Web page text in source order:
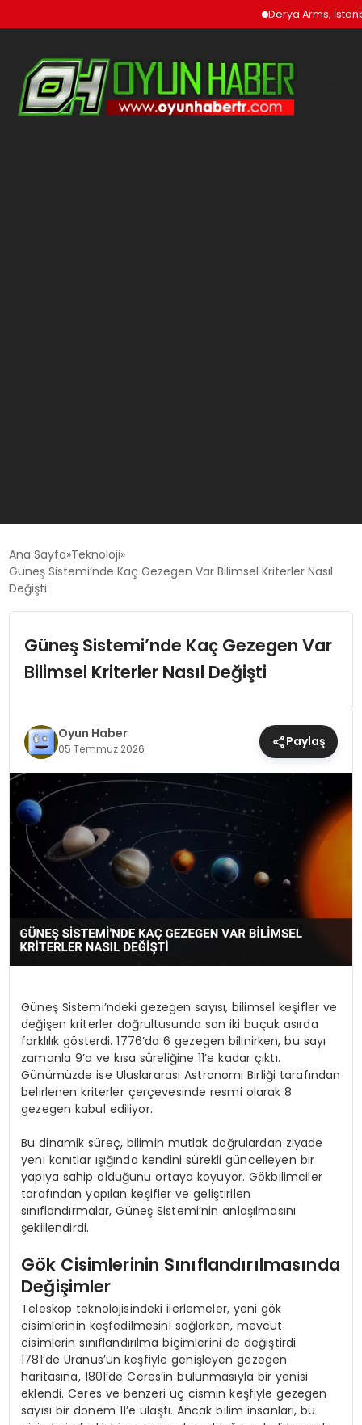
Derya Arms, İstanbul
GÜNCEL
OYUN HABERLERI
EKONOMI
MAGAZIN
SAĞLIK
TEKNOLOJI
YAŞAM
Ana Sayfa Teknoloji
Güneş Sistemi’nde Kaç Gezegen Var Bilimsel Kriterler Nasıl
Değişti
Güneş Sistemi’nde Kaç Gezegen Var
Bilimsel Kriterler Nasıl Değişti
Oyun Haber
05 Temmuz 2026 Paylaş
Güneş Sistemi’ndeki gezegen sayısı, bilimsel keşifler ve
değişen kriterler doğrultusunda son iki buçuk asırda
farklılık gösterdi. 1776’da 6 gezegen bilinirken, bu sayı
zamanla 9’a ve kısa süreliğine 11’e kadar çıktı.
Günümüzde ise Uluslararası Astronomi Birliği tarafından
belirlenen kriterler çerçevesinde resmi olarak 8
gezegen kabul ediliyor.
Bu dinamik süreç, bilimin mutlak doğrulardan ziyade
yeni kanıtlar ışığında kendini sürekli güncelleyen bir
yapıya sahip olduğunu ortaya koyuyor. Gökbilimciler
tarafından yapılan keşifler ve geliştirilen
sınıflandırmalar, Güneş Sistemi’nin anlaşılmasını
şekillendirdi.
Gök Cisimlerinin Sınıflandırılmasında
Değişimler
Teleskop teknolojisindeki ilerlemeler, yeni gök
cisimlerinin keşfedilmesini sağlarken, mevcut
cisimlerin sınıflandırılma biçimlerini de değiştirdi.
1781’de Uranüs’ün keşfiyle genişleyen gezegen
haritasına, 1801’de Ceres’in bulunmasıyla bir yenisi
eklendi. Ceres ve benzeri üç cismin keşfiyle gezegen
sayısı bir dönem 11’e ulaştı. Ancak bilim insanları, bu